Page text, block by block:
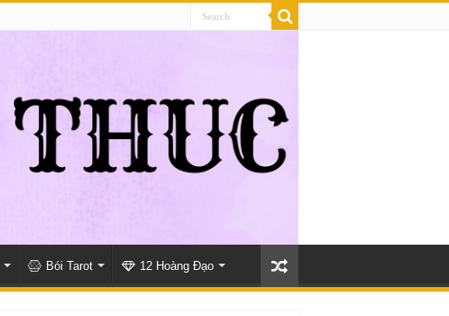
Bói Tarot 12 Hoàng Đạo